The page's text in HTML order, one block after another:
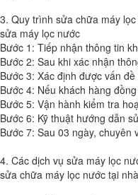
3. Quy trình sửa chữa máy
sửa máy lọc nước
Bước 1: Tiếp nhận thông tin
Bước 2: Sau khi xác nhận
Bước 3: Xác định được vấn
Bước 4: Nếu khách hàng
Bước 5: Vận hành kiểm tra
Bước 6: Kỹ thuật hướng dẫn
Bước 7: Sau 03 ngày,
4. Các dịch vụ sửa máy lọc
sửa chữa máy lọc nước tại nhà